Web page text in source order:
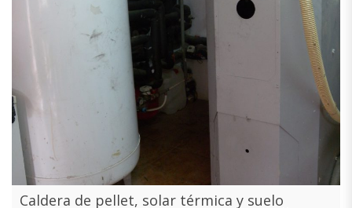
Caldera de pellet, solar térmica y suelo